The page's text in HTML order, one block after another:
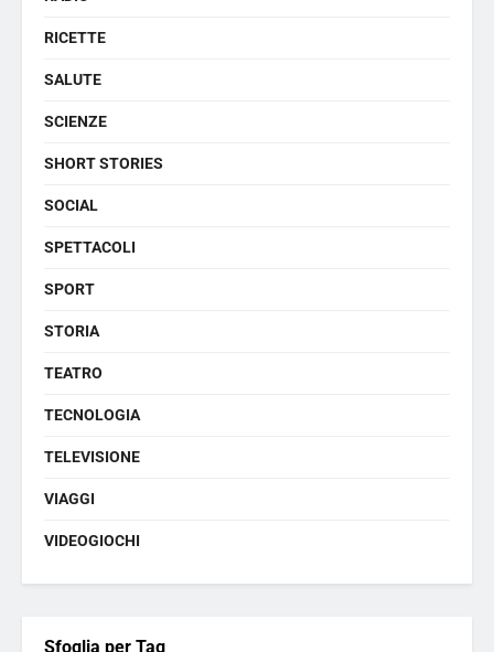
RICETTE
SALUTE
SCIENZE
SHORT STORIES
SOCIAL
SPETTACOLI
SPORT
STORIA
TEATRO
TECNOLOGIA
TELEVISIONE
VIAGGI
VIDEOGIOCHI
Sfoglia per Tag